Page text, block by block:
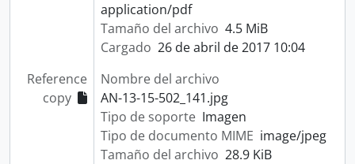
application/pdf
Tamaño del archivo 4.5 MiB
Cargado 26 de abril de 2017 10:04
Reference
copy
Nombre del archivo
AN-13-15-502_141.jpg
Tipo de soporte Imagen
Tipo de documento MIME image/jpeg
Tamaño del archivo 28.9 KiB